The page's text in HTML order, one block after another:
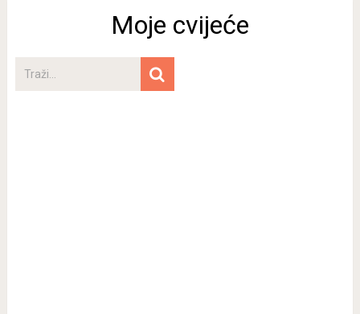
Moje cvijeće